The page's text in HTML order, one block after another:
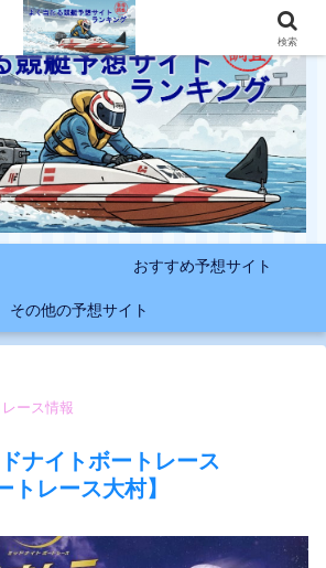
おすすめ予想サイト
その他の予想サイト
ース情報
ナイトボートレース
トレース大村】
検索